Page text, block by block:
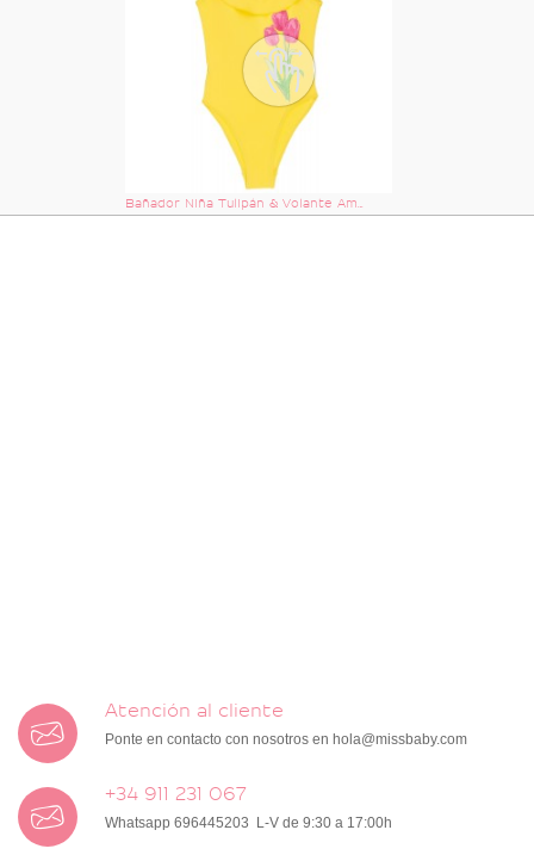
Atención al cliente
Ponte en contacto con nosotros en hola@missbaby.com
+34 911 231 067
Whatsapp 696445203 L-V de 9:30 a 17:00h